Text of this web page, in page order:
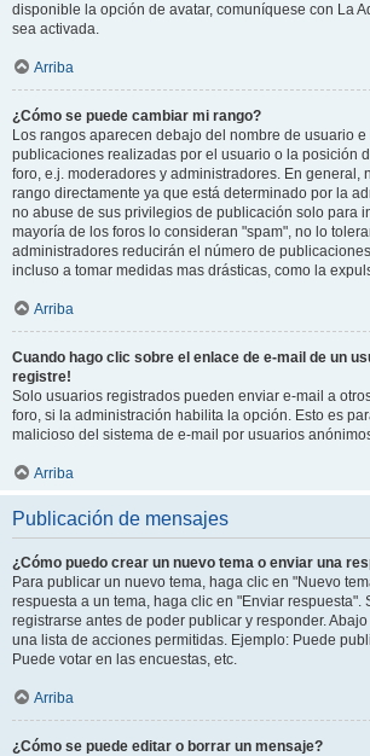
disponible la opción de avatar, comuníquese con La
sea activada.
Arriba
¿Cómo se puede cambiar mi rango?
Los rangos aparecen debajo del nombre de usuario
publicaciones realizadas por el usuario o la posición
foro, e.j. moderadores y administradores. En general,
rango directamente ya que está determinado por la
no abuse de sus privilegios de publicación solo para
mayoría de los foros lo consideran "spam", no lo
administradores reducirán el número de
incluso a tomar medidas mas drásticas, como la
Arriba
Cuando hago clic sobre el enlace de e-mail de un
registre!
Solo usuarios registrados pueden enviar e-mail a
foro, si la administración habilita la opción. Esto es
malicioso del sistema de e-mail por usuarios
Arriba
Publicación de mensajes
¿Cómo puedo crear un nuevo tema o enviar una
Para publicar un nuevo tema, haga clic en "Nuevo
respuesta a un tema, haga clic en "Enviar respuesta".
registrarse antes de poder publicar y responder.
una lista de acciones permitidas. Ejemplo: Puede
Puede votar en las encuestas, etc.
Arriba
¿Cómo se puede editar o borrar un mensaje?